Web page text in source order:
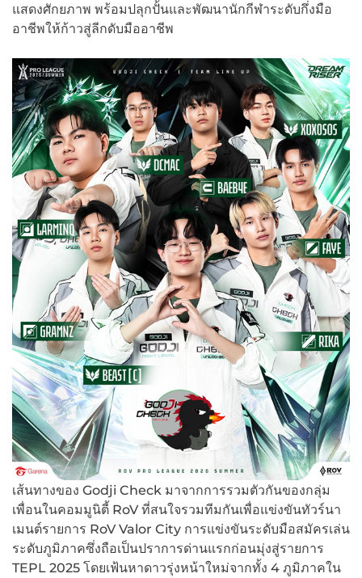
แสดงศักยภาพ พร้อมปลุกปั้นและพัฒนานักกีฬาระดับกึ่งมือ
อาชีพให้ก้าวสู่ลีกดับมืออาชีพ
เส้นทางของ Godji Check มาจากการรวมตัวกันของกลุ่ม
เพื่อนในคอมมูนิตี้ RoV ที่สนใจรวมทีมกันเพื่อแข่งขันทัวร์นา
เมนต์รายการ RoV Valor City การแข่งขันระดับมือสมัครเล่น
ระดับภูมิภาคซึ่งถือเป็นปราการด่านแรกก่อนมุ่งสู่รายการ
TEPL 2025 โดยเฟ้นหาดาวรุ่งหน้าใหม่จากทั้ง 4 ภูมิภาคใน